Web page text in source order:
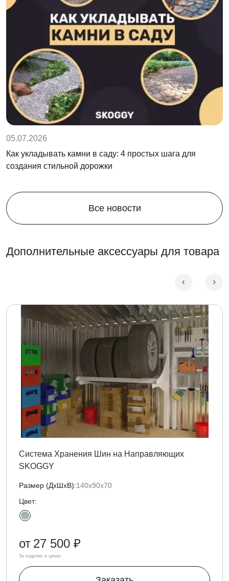
05.07.2026
Как укладывать камни в саду: 4 простых шага для
создания стильной дорожки
Все новости
Дополнительные аксессуары для товара
Система Хранения Шин на Направляющих
SKOGGY
Размер (ДxШxВ):140х90х70
Цвет:
от 27 500 ₽
За изделие в цинке